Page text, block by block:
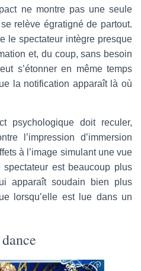
ne montre pas une seule
relève égratigné de partout.
le spectateur intègre presque
et, du coup, sans besoin
s’étonner en même temps
la notification apparaît là où
psychologique doit reculer,
l’impression d’immersion
à l’image simulant une vue
est beaucoup plus
apparaît soudain bien plus
lorsqu’elle est lue dans un